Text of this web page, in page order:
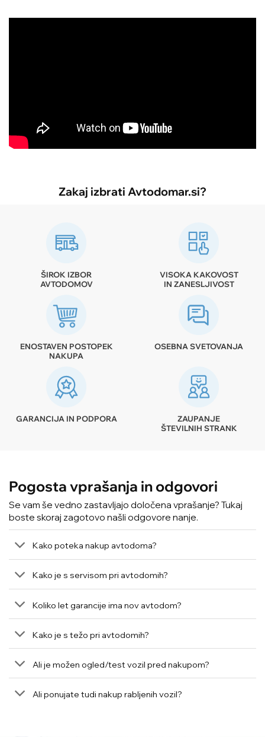
Zakaj izbrati Avtodomar.si?
ŠIROK IZBOR
AVTODOMOV
VISOKA KAKOVOST
IN ZANESLJIVOST
ENOSTAVEN POSTOPEK
NAKUPA
OSEBNA SVETOVANJA
GARANCIJA IN PODPORA
ZAUPANJE
ŠTEVILNIH STRANK
Pogosta vprašanja in odgovori
Se vam še vedno zastavljajo določena vprašanje? Tukaj
boste skoraj zagotovo našli odgovore nanje.
Kako poteka nakup avtodoma?
Kako je s servisom pri avtodomih?
Koliko let garancije ima nov avtodom?
Kako je s težo pri avtodomih?
Ali je možen ogled/test vozil pred nakupom?
Ali ponujate tudi nakup rabljenih vozil?